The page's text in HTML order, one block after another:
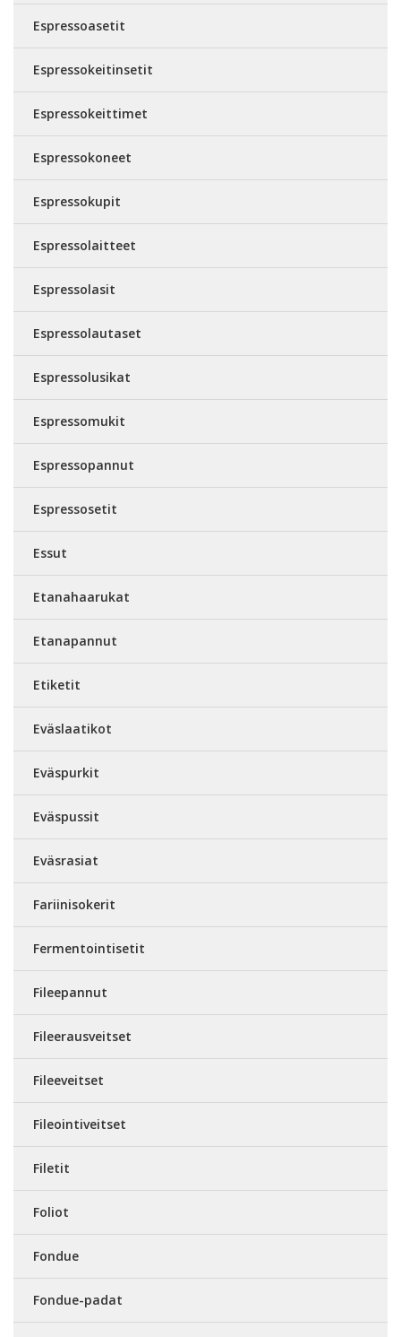
Espressoasetit
Espressokeitinsetit
Espressokeittimet
Espressokoneet
Espressokupit
Espressolaitteet
Espressolasit
Espressolautaset
Espressolusikat
Espressomukit
Espressopannut
Espressosetit
Essut
Etanahaarukat
Etanapannut
Etiketit
Eväslaatikot
Eväspurkit
Eväspussit
Eväsrasiat
Fariinisokerit
Fermentointisetit
Fileepannut
Fileerausveitset
Fileeveitset
Fileointiveitset
Filetit
Foliot
Fondue
Fondue-padat